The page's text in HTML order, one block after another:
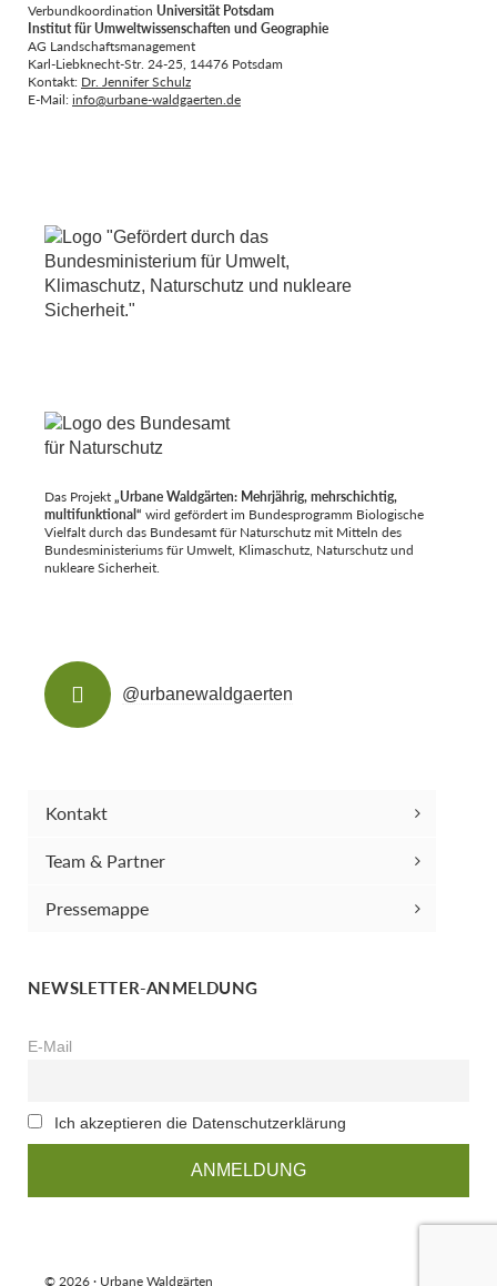
Verbundkoordination Universität Potsdam
Institut für Umweltwissenschaften und Geographie
AG Landschaftsmanagement
Karl-Liebknecht-Str. 24-25, 14476 Potsdam
Kontakt: Dr. Jennifer Schulz
E-Mail:info@urbane-waldgaerten.de
Das Projekt„Urbane Waldgärten: Mehrjährig, mehrschichtig,
multifunktional“ wird gefördert im Bundesprogramm Biologische
Vielfalt durch das Bundesamt für Naturschutz mit Mitteln des
Bundesministeriums für Umwelt, Klimaschutz, Naturschutz und
nukleare Sicherheit.
@urbanewaldgaerten
Kontakt
Team & Partner
Pressemappe
NEWSLETTER-ANMELDUNG
E-Mail
Ich akzeptieren die Datenschutzerklärung
© 2026 · Urbane Waldgärten